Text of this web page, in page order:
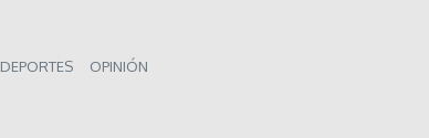
DEPORTES OPINIÓN